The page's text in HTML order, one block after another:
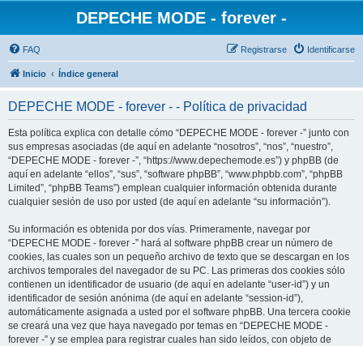
DEPECHE MODE - forever -
FAQ Identificarse
Registrarse
Inicio Índice general
DEPECHE MODE - forever - - Política de privacidad
Esta política explica con detalle cómo “DEPECHE MODE - forever -” junto con
sus empresas asociadas (de aquí en adelante “nosotros”, “nos”, “nuestro”,
“DEPECHE MODE - forever -”, “https://www.depechemode.es”) y phpBB (de
aquí en adelante “ellos”, “sus”, “software phpBB”, “www.phpbb.com”, “phpBB
Limited”, “phpBB Teams”) emplean cualquier información obtenida durante
cualquier sesión de uso por usted (de aquí en adelante “su información”).
Su información es obtenida por dos vías. Primeramente, navegar por
“DEPECHE MODE - forever -” hará al software phpBB crear un número de
cookies, las cuales son un pequeño archivo de texto que se descargan en los
archivos temporales del navegador de su PC. Las primeras dos cookies sólo
contienen un identificador de usuario (de aquí en adelante “user-id”) y un
identificador de sesión anónima (de aquí en adelante “session-id”),
automáticamente asignada a usted por el software phpBB. Una tercera cookie
se creará una vez que haya navegado por temas en “DEPECHE MODE -
forever -” y se emplea para registrar cuales han sido leídos, con objeto de